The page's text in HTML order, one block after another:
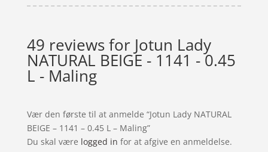
49 reviews for Jotun Lady
NATURAL BEIGE - 1141 - 0.45
L - Maling
Vær den første til at anmelde “Jotun Lady NATURAL
BEIGE – 1141 – 0.45 L – Maling”
Du skal være logged in for at afgive en anmeldelse.